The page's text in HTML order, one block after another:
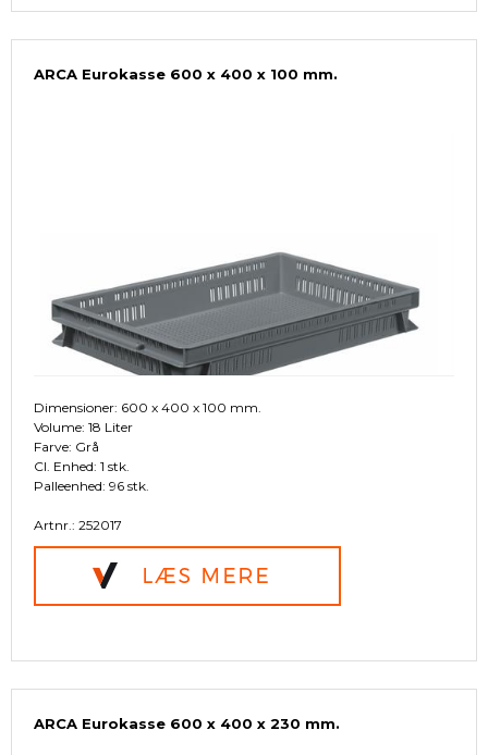
ARCA Eurokasse 600 x 400 x 100 mm.
Dimensioner: 600 x 400 x 100 mm.
Volume: 18 Liter
Farve: Grå
Cl. Enhed: 1 stk.
Palleenhed: 96 stk.
Artnr.: 252017
ARCA Eurokasse 600 x 400 x 230 mm.